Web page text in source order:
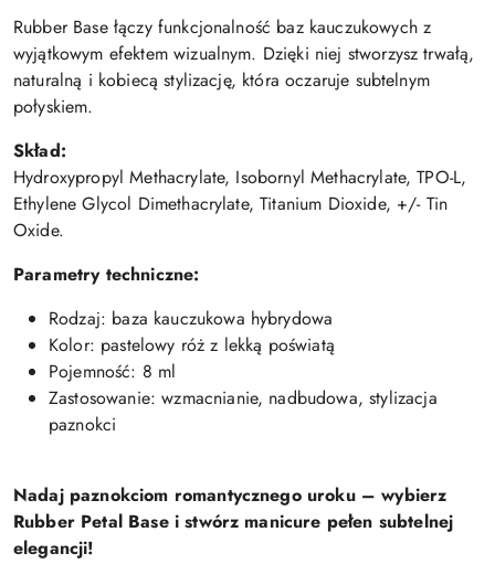
Rubber Base łączy funkcjonalność baz kauczukowych z
wyjątkowym efektem wizualnym. Dzięki niej stworzysz trwałą,
naturalną i kobiecą stylizację, która oczaruje subtelnym
połyskiem.
Skład:
Hydroxypropyl Methacrylate, Isobornyl Methacrylate, TPO-L,
Ethylene Glycol Dimethacrylate, Titanium Dioxide, +/- Tin
Oxide.
Parametry techniczne:
Rodzaj: baza kauczukowa hybrydowa
Kolor: pastelowy róż z lekką poświatą
Pojemność: 8 ml
Zastosowanie: wzmacnianie, nadbudowa, stylizacja
paznokci
Nadaj paznokciom romantycznego uroku – wybierz
Rubber Petal Base i stwórz manicure pełen subtelnej
elegancji!